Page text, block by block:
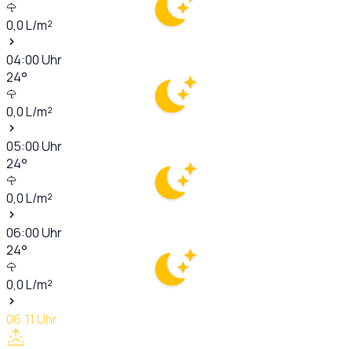
0,0L/m²
04:00Uhr
24°
0,0L/m²
05:00Uhr
24°
0,0L/m²
06:00Uhr
24°
0,0L/m²
06:11 Uhr